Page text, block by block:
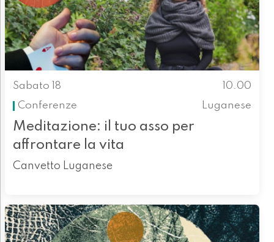
Sabato 18
10.00
Conferenze
Luganese
Meditazione: il tuo asso per
affrontare la vita
Canvetto Luganese